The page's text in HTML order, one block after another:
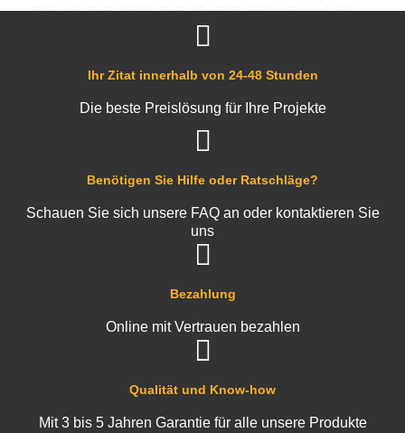
SWS-16, SWS-16/20, SWS-26, SWS-26/21, SX-14.1, SX-
14.1n, SX-14.1nV, SX-14.1V, SX- 16.1, SX-16.1n, SX-
16.1nV, SX-16.1V, SX-24.1, SX -24.1n, SX-24.1nV, SX-
SX-29.1n, SX-29.1nV, S -29.1V, SX-36.1, SX-36.1n, SX-
36.1nV, SX-36.1V, SX- 39.1, SX-39.1n, SX-39.1nV, SX-
39.1V, SX-59, SX-59.1n, SX-59.1n, SX-59.1V, SX-69.1, SX-
Qualität und Know-how
Mit 3 bis 5 Jahren Garantie für alle unsere Produkte
Bezahlung
Online mit Vertrauen bezahlen
Benötigen Sie Hilfe oder Ratschläge?
Schauen Sie sich unsere FAQ an oder kontaktieren Sie
uns
Ihr Zitat innerhalb von 24-48 Stunden
Die beste Preislösung für Ihre Projekte